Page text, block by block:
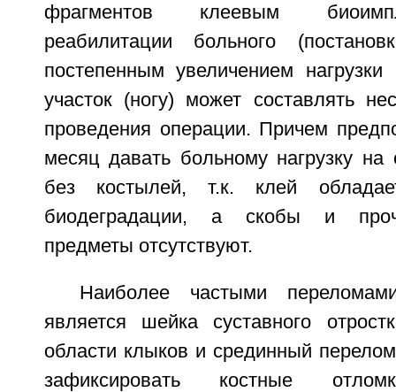
фрагментов клеевым
реабилитации больного
постепенным увеличением
участок (ногу) может составлять
проведения операции. Причем
месяц давать больному нагрузку на
без костылей, т.к. клей
биодеградации, а скобы и
предметы отсутствуют.
Наиболее частыми
является шейка суставного
области клыков и срединный
зафиксировать костные